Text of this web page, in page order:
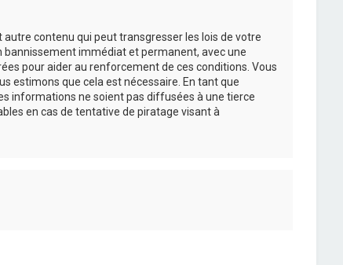
contenu qui peut transgresser les lois de votre
bannissement immédiat et permanent, avec une
pour aider au renforcement de ces conditions. Vous
estimons que cela est nécessaire. En tant que
informations ne soient pas diffusées à une tierce
en cas de tentative de piratage visant à